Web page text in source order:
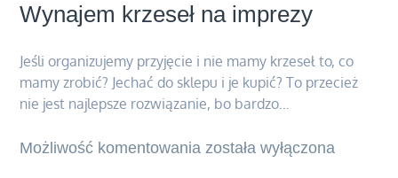
Wynajem krzeseł na imprezy
Jeśli organizujemy przyjęcie i nie mamy krzeseł to, co
mamy zrobić? Jechać do sklepu i je kupić? To przecież
nie jest najlepsze rozwiązanie, bo bardzo…
Możliwość komentowaniaWynajem
została wyłączona